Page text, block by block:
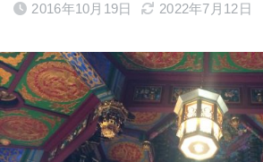
2016年10月19日 2022年7月12日